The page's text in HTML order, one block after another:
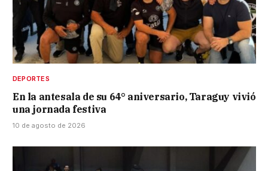
DEPORTES
En la antesala de su 64° aniversario, Taraguy vivió
una jornada festiva
10 de agosto de 2026